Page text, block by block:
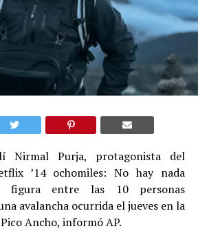
Nirmal Purja, protagonista del
’14 ochomiles: No hay nada
figura entre las 10 personas
avalancha ocurrida el jueves en la
Ancho, informó AP.